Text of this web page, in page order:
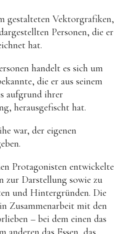
gestalteten Vektorgrafiken,
Personen, die er
hat.
handelt es sich um
die er aus seinem
aufgrund ihrer
herausgefischt hat.
war, der eigenen
Protagonisten entwickelte
zur Darstellung sowie zu
und Hintergründen. Die
Zusammenarbeit mit den
– bei dem einen das